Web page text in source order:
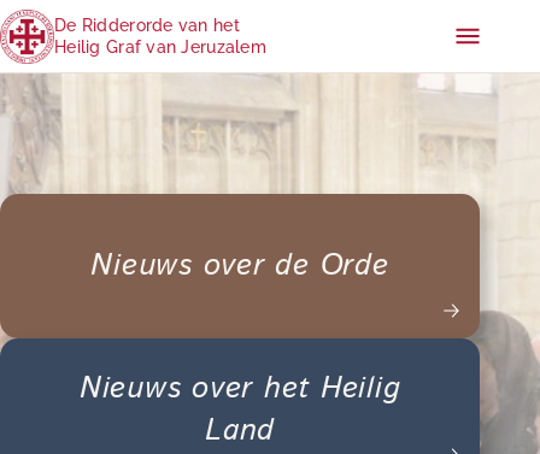
De Ridderorde van het
Heilig Graf van Jeruzalem
Nieuws over de Orde
Nieuws over het Heilig
Land